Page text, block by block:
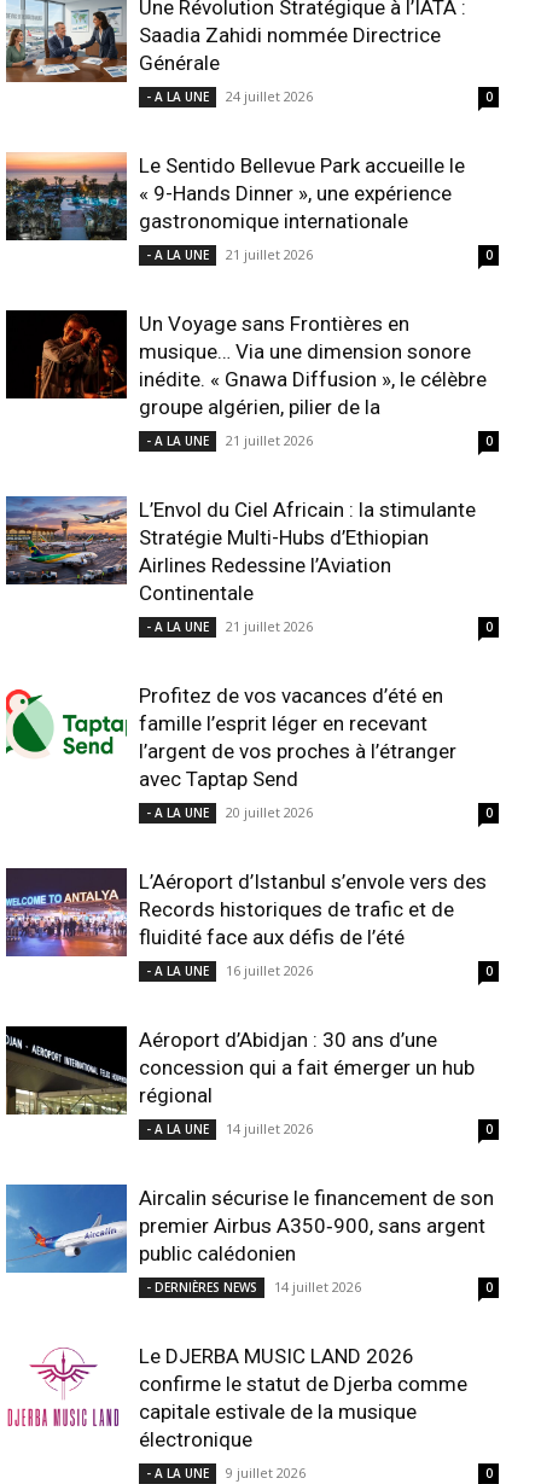
Une Révolution Stratégique à l’IATA :
Saadia Zahidi nommée Directrice
Générale
- A LA UNE 24 juillet 2026 0
Le Sentido Bellevue Park accueille le
« 9-Hands Dinner », une expérience
gastronomique internationale
- A LA UNE 21 juillet 2026 0
Un Voyage sans Frontières en
musique… Via une dimension sonore
inédite. « Gnawa Diffusion », le célèbre
groupe algérien, pilier de la
- A LA UNE 21 juillet 2026 0
L’Envol du Ciel Africain : la stimulante
Stratégie Multi-Hubs d’Ethiopian
Airlines Redessine l’Aviation
Continentale
- A LA UNE 21 juillet 2026 0
Profitez de vos vacances d’été en
famille l’esprit léger en recevant
l’argent de vos proches à l’étranger
avec Taptap Send
- A LA UNE 20 juillet 2026 0
L’Aéroport d’Istanbul s’envole vers des
Records historiques de trafic et de
fluidité face aux défis de l’été
- A LA UNE 16 juillet 2026 0
Aéroport d’Abidjan : 30 ans d’une
concession qui a fait émerger un hub
régional
- A LA UNE 14 juillet 2026 0
Aircalin sécurise le financement de son
premier Airbus A350‑900, sans argent
public calédonien
- DERNIÈRES NEWS 14 juillet 2026 0
Le DJERBA MUSIC LAND 2026
confirme le statut de Djerba comme
capitale estivale de la musique
électronique
- A LA UNE 9 juillet 2026 0